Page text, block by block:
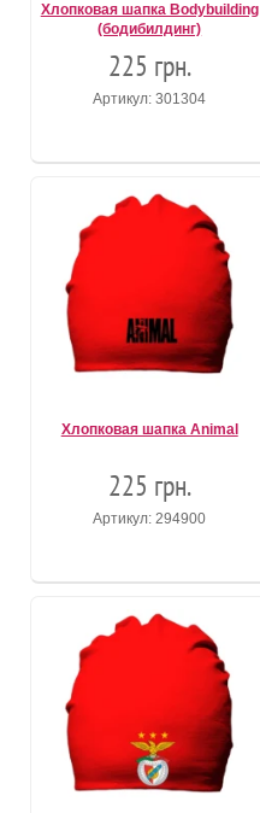
Хлопковая шапка Bodybuilding
(бодибилдинг)
225 грн.
Артикул: 301304
Хлопковая шапка Animal
225 грн.
Артикул: 294900